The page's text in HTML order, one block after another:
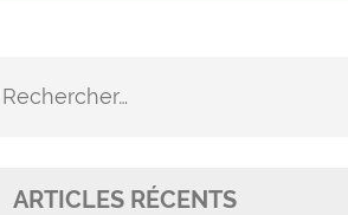
Rechercher :
ARTICLES RÉCENTS